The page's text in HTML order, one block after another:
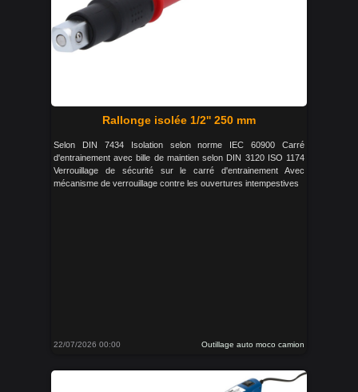
Rallonge isolée 1/2'' 250 mm
Selon DIN 7434 Isolation selon norme IEC 60900 Carré
d'entrainement avec bille de maintien selon DIN 3120 ISO 1174
Verrouillage de sécurité sur le carré d'entrainement Avec
mécanisme de verrouillage contre les ouvertures intempestives
22/07/2026 00:00 Outillage auto moco camion